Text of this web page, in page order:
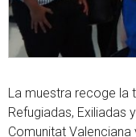
La muestra recoge la
Refugiadas, Exiliadas
Comunitat